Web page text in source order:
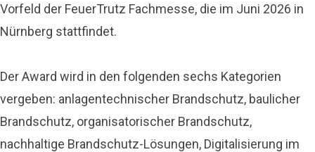
Vorfeld der FeuerTrutz Fachmesse, die im Juni 2026 in
Nürnberg stattfindet.
Der Award wird in den folgenden sechs Kategorien
vergeben: anlagentechnischer Brandschutz, baulicher
Brandschutz, organisatorischer Brandschutz,
nachhaltige Brandschutz-Lösungen, Digitalisierung im